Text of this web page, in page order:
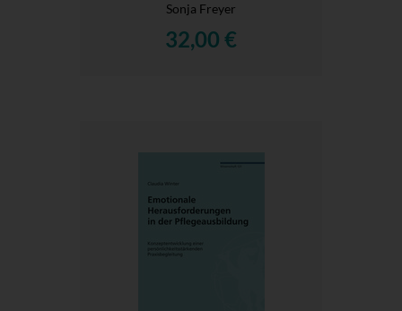
Sonja Freyer
32,00 €